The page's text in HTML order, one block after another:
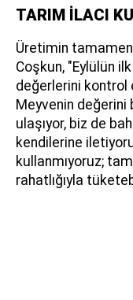
TARIM İLACI
Üretimin
Coşkun, "Eylülün
değerlerini kontrol
Meyvenin
ulaşıyor, biz de
kendilerine
kullanmıyoruz;
rahatlığıyla